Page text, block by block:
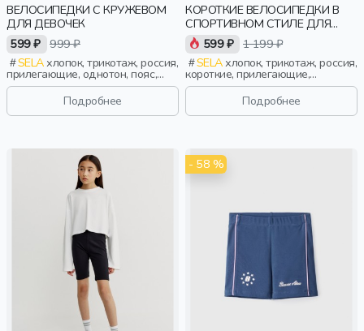
ВЕЛОСИПЕДКИ С КРУЖЕВОМ
ДЛЯ ДЕВОЧЕК
599 ₽ 999 ₽
SELAхлопок, трикотаж, россия,
прилегающие, однотон, пояс,
кружево, эластичные, девочки,
Подробнее
КОРОТКИЕ ВЕЛОСИПЕДКИ В
СПОРТИВНОМ СТИЛЕ ДЛЯ
ДЕВОЧЕК
599 ₽ 1 199 ₽
SELAхлопок, трикотаж, россия,
короткие, прилегающие,
лампасы, принт, пояс,
эластичные, повседневный,
спорт, девочки, дети
Подробнее
- 58 %